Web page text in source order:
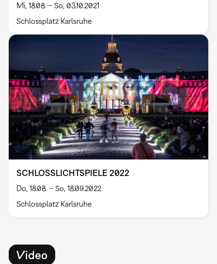
Mi, 18.08. – So, 03.10.2021
Schlossplatz Karlsruhe
SCHLOSSLICHTSPIELE 2022
Do, 18.08. – So, 18.09.2022
Schlossplatz Karlsruhe
Video